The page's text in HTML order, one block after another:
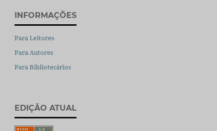
INFORMAÇÕES
Para Leitores
Para Autores
Para Bibliotecários
EDIÇÃO ATUAL